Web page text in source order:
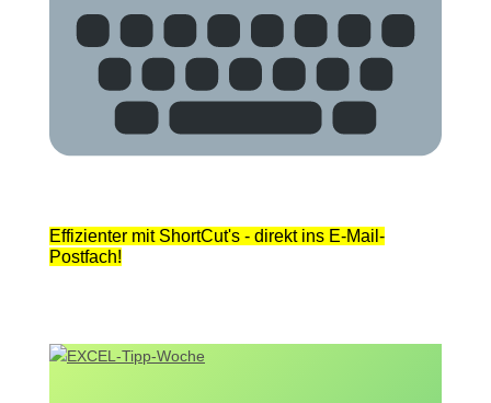
Effizienter mit ShortCut's - direkt ins E-Mail-
Postfach!